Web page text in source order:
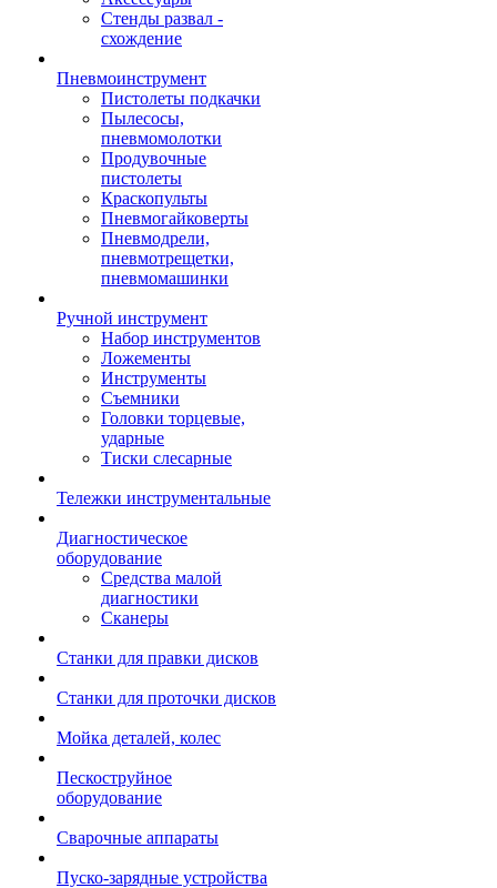
Стенды развал -
схождение
Пневмоинструмент
Пистолеты подкачки
Пылесосы,
пневмомолотки
Продувочные
пистолеты
Краскопульты
Пневмогайковерты
Пневмодрели,
пневмотрещетки,
пневмомашинки
Ручной инструмент
Набор инструментов
Ложементы
Инструменты
Съемники
Головки торцевые,
ударные
Тиски слесарные
Тележки инструментальные
Диагностическое
оборудование
Средства малой
диагностики
Сканеры
Станки для правки дисков
Станки для проточки дисков
Мойка деталей, колес
Пескоструйное
оборудование
Сварочные аппараты
Пуско-зарядные устройства